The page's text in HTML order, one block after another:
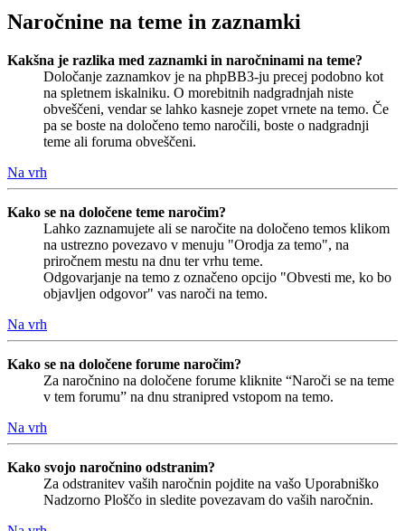
Naročnine na teme in zaznamki
Kakšna je razlika med zaznamki in naročninami na teme?
Določanje zaznamkov je na phpBB3-ju precej podobno kot
na spletnem iskalniku. O morebitnih nadgradnjah niste
obveščeni, vendar se lahko kasneje zopet vrnete na temo. Če
pa se boste na določeno temo naročili, boste o nadgradnji
teme ali foruma obveščeni.
Na vrh
Kako se na določene teme naročim?
Lahko zaznamujete ali se naročite na določeno temos klikom
na ustrezno povezavo v menuju "Orodja za temo", na
priročnem mestu na dnu ter vrhu teme.
Odgovarjanje na temo z označeno opcijo "Obvesti me, ko bo
objavljen odgovor" vas naroči na temo.
Na vrh
Kako se na določene forume naročim?
Za naročnino na določene forume kliknite “Naroči se na teme
v tem forumu” na dnu stranipred vstopom na temo.
Na vrh
Kako svojo naročnino odstranim?
Za odstranitev vaših naročnin pojdite na vašo Uporabniško
Nadzorno Ploščo in sledite povezavam do vaših naročnin.